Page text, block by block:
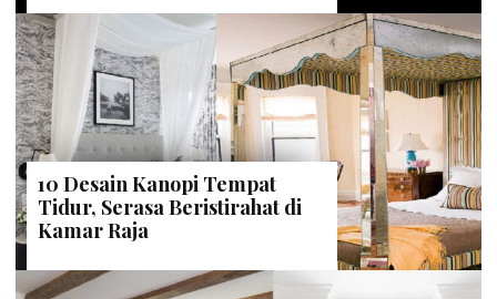
10 Desain Kanopi Tempat
Tidur, Serasa Beristirahat di
Kamar Raja